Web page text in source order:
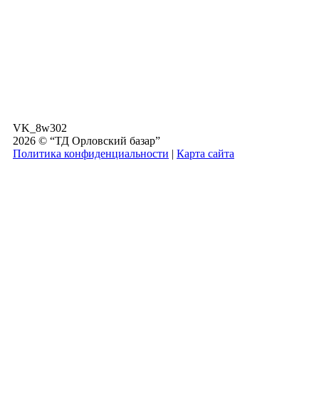
VK_8w302
2026 © “ТД Орловский базар”
Политика конфиденциальности | Карта сайта